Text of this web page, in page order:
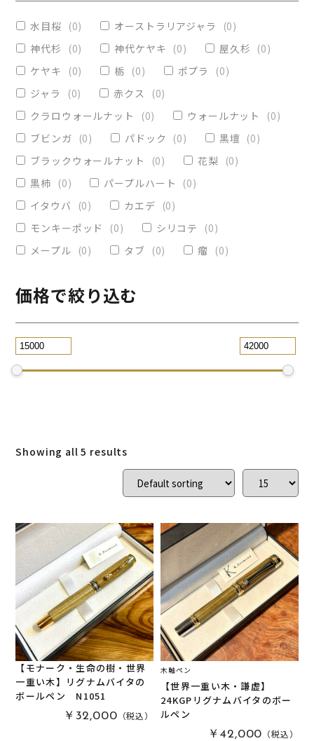
リビングテーブル
ヴィクトリア ( 0)
オリーブ (0) レジンペン (0)
ストレート ( 0)
パープルハート (0 替芯 (0)
2WAY万年筆 (0 )
一枚板テーブル (0)
(
サイドテーブル
スタビライズドウッドボールペン
24KGpラグジュアリー木軸ペン (1)
アート (0 )
ジュエリーペン (0) ケヤキ (
)
一枚板 (5) コンソール (0)
回すタイプ
(2)
クラロウォールナット
)
ラック (0) キャップタイプ (0)
屋久杉 (0) シャープペン
木軸ペン
イタウバ 0)
栃 (0) 木軸万年筆 (0)
水目桜 (0) オーストラリアジャラ (0)
神代杉
(0) 神代ケヤキ (0) 屋久杉 (0)
ケヤキ
(0) 栃 (0) ポプラ (0)
ジャラ
(0) 赤クス (0)
クラロウォールナット
(0) ウォールナット (0)
ブビンガ (0) パドック (0) 黒壇 (0)
ブラックウォールナット
(0) 花梨 (0)
黒柿 (0) パープルハート (0)
イタウバ
(0) カエデ (0)
モンキーポッド
(0) シリコテ (0)
メープル (0) タブ (0) 瘤 (0)
価格で絞り込む
Showing all 5 results
【モナーク・生命の樹・世界
一重い木】リグナムバイタの
ボールペン N1051
￥32,000 （税込）
木軸ペン
【世界一重い木・謙虚】
24KGPリグナムバイタのボー
ルペン
￥42,000 （税込）